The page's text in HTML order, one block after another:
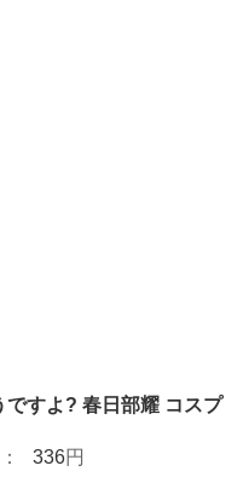
ですよ? 春日部耀 コスプ
336円